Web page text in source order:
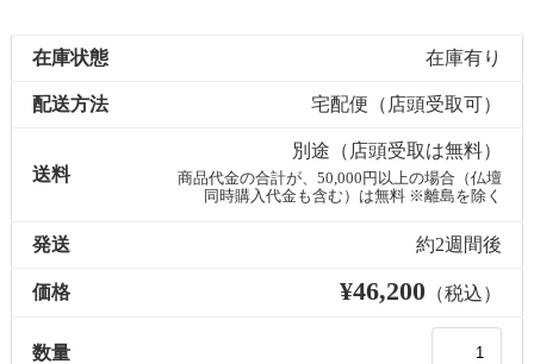
在庫状態 在庫有り
配送方法 宅配便（店頭受取可）
送料
別途（店頭受取は無料）
商品代金の合計が、50,000円以上の場合（仏壇
同時購入代金も含む）は無料 ※離島を除く
発送 約2週間後
価格 ¥46,200（税込）
数量